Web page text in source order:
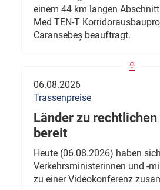
einem 44 km langen
Med TEN-T
Caransebeș beauftragt.
06.08.2026
Trassenpreise
Länder zu
bereit
Heute (06.08.2026) haben
Verkehrsministerinnen und -
zu einer Videokonferenz